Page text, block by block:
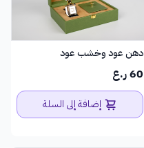
دهن عود وخشب عود
60 ر.ع
إضافة إلى السلة